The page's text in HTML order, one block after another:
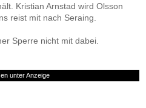
Kristian Arnstad wird Olsson
reist mit nach Seraing.
Sperre nicht mit dabei.
unter Anzeige